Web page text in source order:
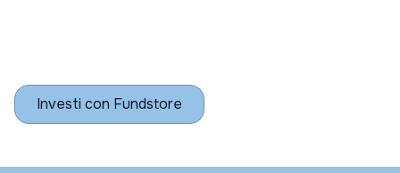
Investi con Fundstore